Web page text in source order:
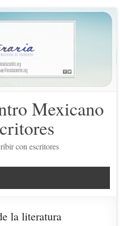
Mexicano
con escritores
la literatura